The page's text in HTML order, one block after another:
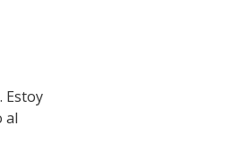
Estoy
al